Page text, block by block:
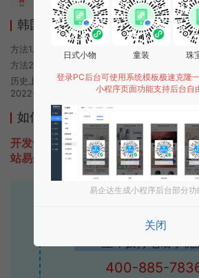
韩国体验式旅行小程序使用方法
方法1. 使用微信扫描本页面上方二维码进入韩国
方法2. 在微信中搜索“韩国体验式旅行”即可进入
历史上的今时小程序由韩国体验式旅行团队开
2022-07-02 20:51发布
如何开发类似韩国体验式旅行的
开发一款类似韩国体验式旅行的小程
站易企达客服即可为您定制开发，免费
专业小程序、公众号H5
立即拨打电话享优
400-885-
日式小物 童装 珠
登录PC后台可使用系统模板极速克隆
小程序页面功能支持后台自
易企达生成小程序后台部分功
关闭